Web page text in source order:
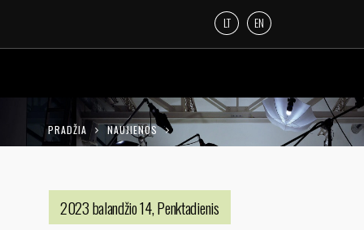
LT EN
PRADŽIA NAUJIENOS
MUZIEJUJE DOKUMENTINIO FILMO
"BERNARDAS BRAZDŽIONIS. SUGRĮŽIMAS"
2023 balandžio 14, Penktadienis